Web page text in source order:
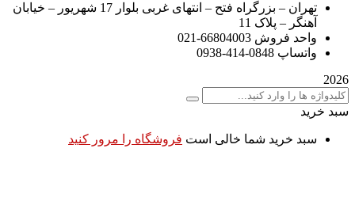
تهران – بزرگراه فتح – انتهای غربی بلوار 17 شهریور – خیابان
آهنگر – پلاک 11
واحد فروش 66804003-021
واتساپ 0848-414-0938
2026
سبد خرید
سبد خرید شما خالی است فروشگاه را مرور کنید